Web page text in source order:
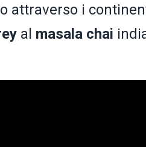
attraverso i
al masala chai